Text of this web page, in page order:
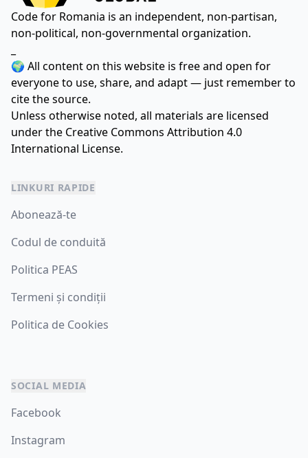
Code for Romania is an independent, non-partisan,
non-political, non-governmental organization.
🌍 All content on this website is free and open for
everyone to use, share, and adapt — just remember to
cite the source.
Unless otherwise noted, all materials are licensed
under the Creative Commons Attribution 4.0
International License.
LINKURI RAPIDE
Abonează-te
Codul de conduită
Politica PEAS
Termeni și condiții
Politica de Cookies
SOCIAL MEDIA
Facebook
Instagram